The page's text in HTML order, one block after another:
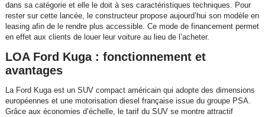
dans sa catégorie et elle le doit à ses caractéristiques techniques. Pour
rester sur cette lancée, le constructeur propose aujourd’hui son modèle en
leasing afin de le rendre plus accessible. Ce mode de financement permet
en effet aux clients de louer leur voiture au lieu de l’acheter.
LOA Ford Kuga : fonctionnement et
avantages
La Ford Kuga est un SUV compact américain qui adopte des dimensions
européennes et une motorisation diesel française issue du groupe PSA.
Grâce aux économies d’échelle, le tarif du SUV se montre attractif